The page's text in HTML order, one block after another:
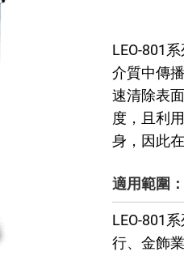
LEO-801
介質中傳
速清除表
度，且利
身，因此
適用範圍：
LEO-801
行、金飾業